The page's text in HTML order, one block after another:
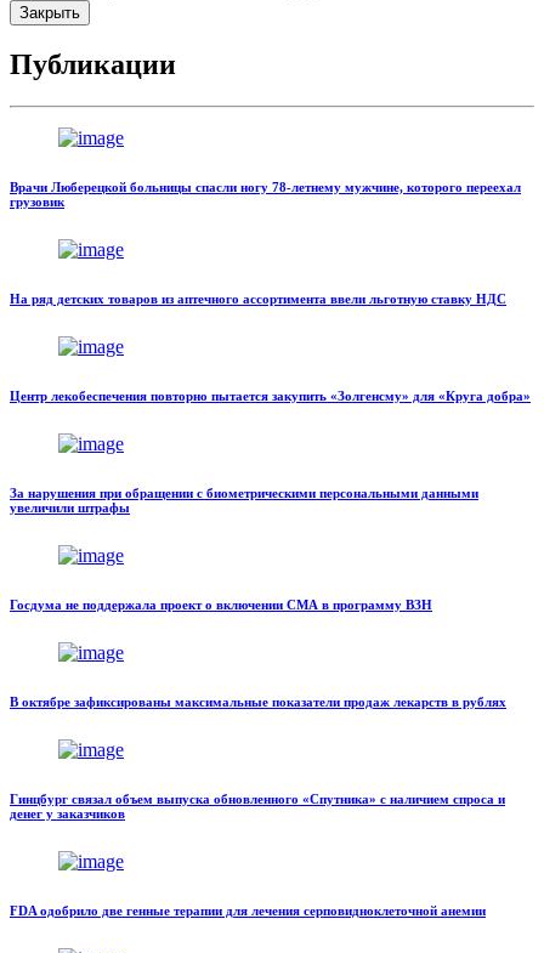
Закрыть
Публикации
Врачи Люберецкой больницы спасли ногу 78-летнему мужчине, которого переехал
грузовик
На ряд детских товаров из аптечного ассортимента ввели льготную ставку НДС
Центр лекобеспечения повторно пытается закупить «Золгенсму» для «Круга добра»
За нарушения при обращении с биометрическими персональными данными
увеличили штрафы
Госдума не поддержала проект о включении СМА в программу ВЗН
В октябре зафиксированы максимальные показатели продаж лекарств в рублях
Гинцбург связал объем выпуска обновленного «Спутника» с наличием спроса и
денег у заказчиков
FDA одобрило две генные терапии для лечения серповидноклеточной анемии